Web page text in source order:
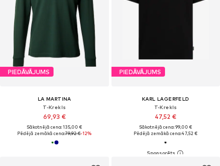
PIEDĀVĀJUMS
LA MARTINA
T-Krekls
69,93 €
Sākotnējā cena: 135,00 €
Pēdējā zemākā cena:79,92 €-12%
PIEDĀVĀJUMS
KARL LAGERFELD
T-Krekls
47,52 €
Sākotnējā cena: 99,00 €
Pēdējā zemākā cena:47,52 €